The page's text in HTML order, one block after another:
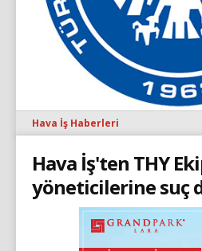
Hava İş Haberleri
Hava İş'ten THY
yöneticilerine suç